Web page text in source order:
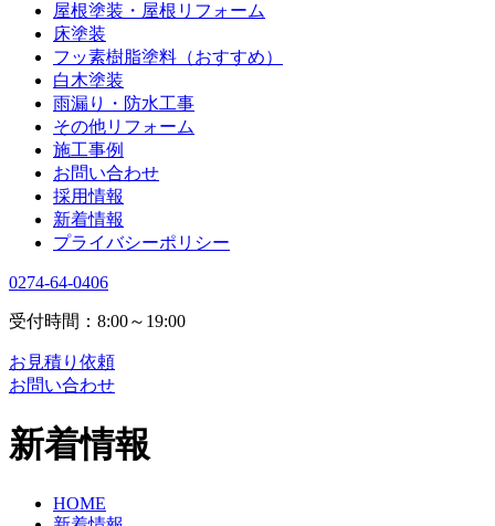
屋根塗装・屋根リフォーム
床塗装
フッ素樹脂塗料（おすすめ）
白木塗装
雨漏り・防水工事
その他リフォーム
施工事例
お問い合わせ
採用情報
新着情報
プライバシーポリシー
0274-64-0406
受付時間：8:00～19:00
お見積り依頼
お問い合わせ
新着情報
HOME